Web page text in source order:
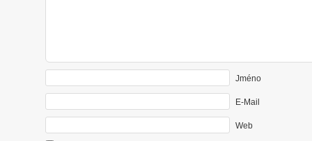
Jméno
E-Mail
Web